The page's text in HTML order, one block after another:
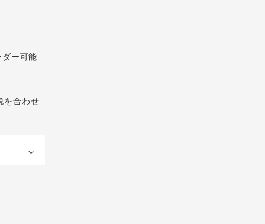
ー可能
を合わせ